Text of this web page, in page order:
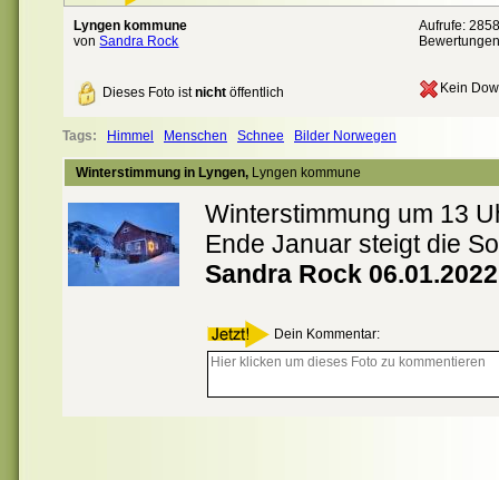
Lyngen kommune
vonSandra Rock
Aufrufe:
Dieses Foto istnicht öffentlich Kein
Tags: Himmel Menschen Schnee Bilder Norwegen
Winterstimmung in Lyngen, Lyngen kommune
Winterstimmung um 13
Ende Januar steigt die
Sandra Rock 06.01.2022
Dein Kommentar: